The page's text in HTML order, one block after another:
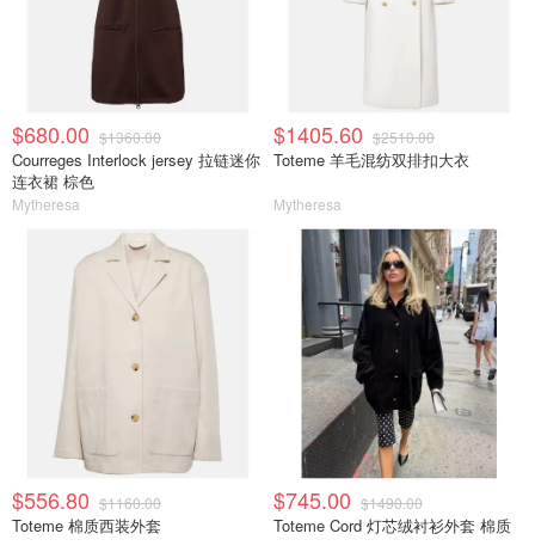
$680.00 $1360.00
Courreges Interlock jersey 拉链迷你
连衣裙 棕色
Mytheresa
$1405.60 $2510.00
Toteme 羊毛混纺双排扣大衣
Mytheresa
$556.80 $1160.00
Toteme 棉质西装外套
$745.00 $1490.00
Toteme Cord 灯芯绒衬衫外套 棉质